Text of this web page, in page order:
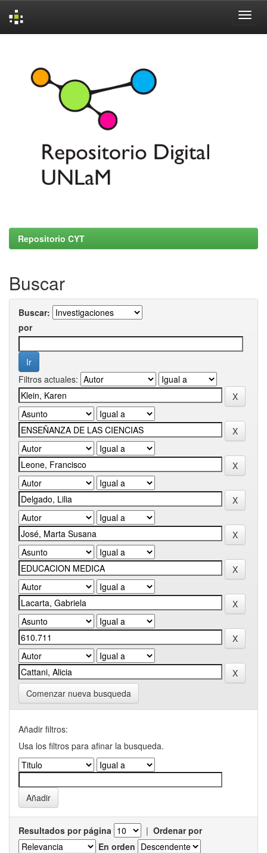
Repositorio CYT
Buscar
Buscar:
por
Filtros actuales:
Comenzar nueva busqueda
Añadir filtros:
Usa los filtros para afinar la busqueda.
Resultados por página | Ordenar por
En orden